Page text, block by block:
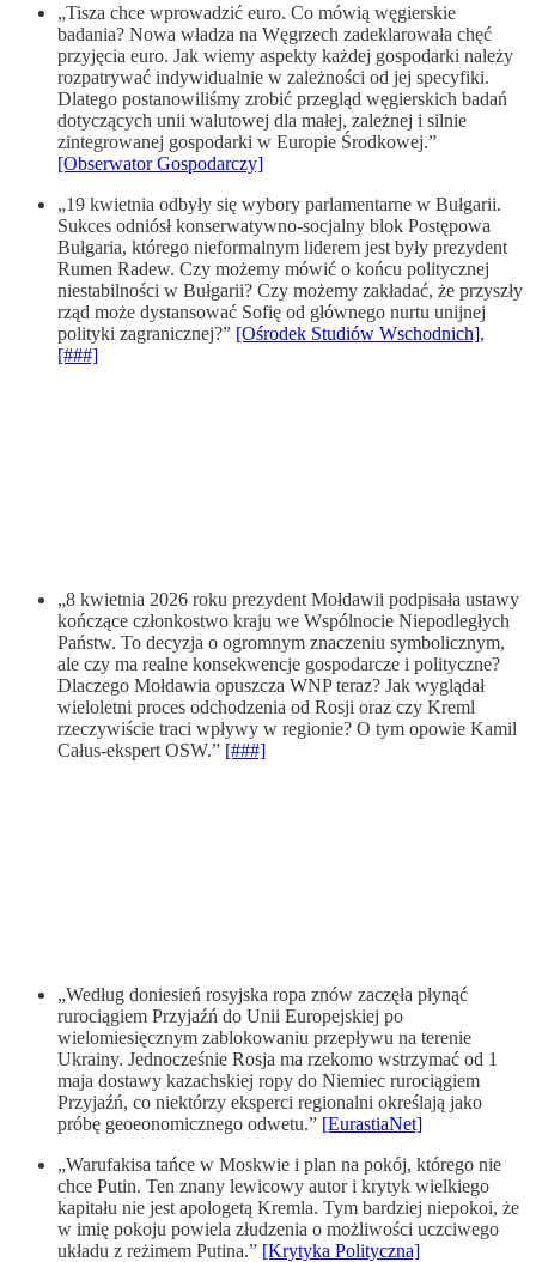
„Tisza chce wprowadzić euro. Co mówią węgierskie
badania? Nowa władza na Węgrzech zadeklarowała chęć
przyjęcia euro. Jak wiemy aspekty każdej gospodarki należy
rozpatrywać indywidualnie w zależności od jej specyfiki.
Dlatego postanowiliśmy zrobić przegląd węgierskich badań
dotyczących unii walutowej dla małej, zależnej i silnie
zintegrowanej gospodarki w Europie Środkowej.”
[Obserwator Gospodarczy]
„19 kwietnia odbyły się wybory parlamentarne w Bułgarii.
Sukces odniósł konserwatywno-socjalny blok Postępowa
Bułgaria, którego nieformalnym liderem jest były prezydent
Rumen Radew. Czy możemy mówić o końcu politycznej
niestabilności w Bułgarii? Czy możemy zakładać, że przyszły
rząd może dystansować Sofię od głównego nurtu unijnej
polityki zagranicznej?” [Ośrodek Studiów Wschodnich],
[###]
„8 kwietnia 2026 roku prezydent Mołdawii podpisała ustawy
kończące członkostwo kraju we Wspólnocie Niepodległych
Państw. To decyzja o ogromnym znaczeniu symbolicznym,
ale czy ma realne konsekwencje gospodarcze i polityczne?
Dlaczego Mołdawia opuszcza WNP teraz? Jak wyglądał
wieloletni proces odchodzenia od Rosji oraz czy Kreml
rzeczywiście traci wpływy w regionie? O tym opowie Kamil
Całus-ekspert OSW.” [###]
„Według doniesień rosyjska ropa znów zaczęła płynąć
rurociągiem Przyjaźń do Unii Europejskiej po
wielomiesięcznym zablokowaniu przepływu na terenie
Ukrainy. Jednocześnie Rosja ma rzekomo wstrzymać od 1
maja dostawy kazachskiej ropy do Niemiec rurociągiem
Przyjaźń, co niektórzy eksperci regionalni określają jako
próbę geoeonomicznego odwetu.” [EurastiaNet]
„Warufakisa tańce w Moskwie i plan na pokój, którego nie
chce Putin. Ten znany lewicowy autor i krytyk wielkiego
kapitału nie jest apologetą Kremla. Tym bardziej niepokoi, że
w imię pokoju powiela złudzenia o możliwości uczciwego
układu z reżimem Putina.” [Krytyka Polityczna]